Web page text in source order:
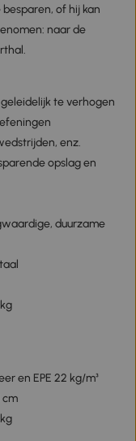
of hij kan
naar de
te verhogen
enz.
opslag en
duurzame
en EPE 22 kg/m³
cm